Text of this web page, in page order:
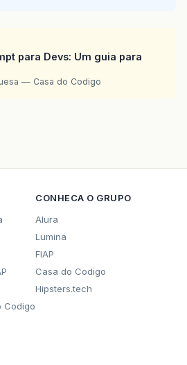
para Devs: Um guia para
— Casa do Codigo
Codigo
CONHECA O GRUPO
Alura
Lumina
FIAP
Casa do Codigo
Hipsters.tech